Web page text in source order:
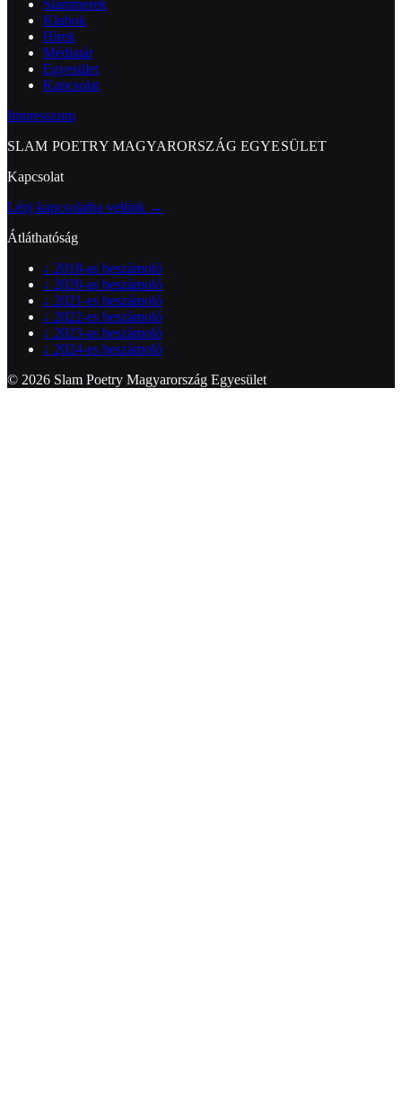
Slammerek
Klubok
Hírek
Médiatár
Egyesület
Kapcsolat
Impresszum
SLAM POETRY MAGYARORSZÁG EGYESÜLET
Kapcsolat
Lépj kapcsolatba velünk →
Átláthatóság
↓ 2018-as beszámoló
↓ 2020-as beszámoló
↓ 2021-es beszámoló
↓ 2022-es beszámoló
↓ 2023-as beszámoló
↓ 2024-es beszámoló
© 2026 Slam Poetry Magyarország Egyesület